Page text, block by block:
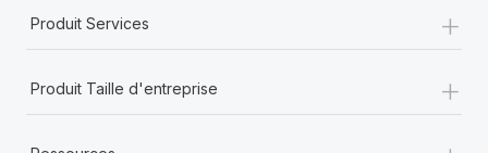
Produit Services +
Produit Taille d'entreprise +